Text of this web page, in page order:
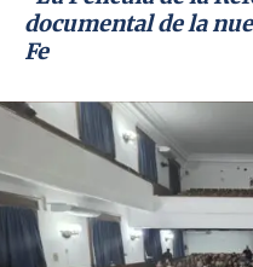
documental de la
Fe